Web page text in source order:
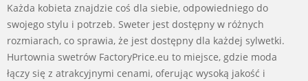
Każda kobieta znajdzie coś dla siebie, odpowiedniego do
swojego stylu i potrzeb. Sweter jest dostępny w różnych
rozmiarach, co sprawia, że jest dostępny dla każdej sylwetki.
Hurtownia swetrów FactoryPrice.eu to miejsce, gdzie moda
łączy się z atrakcyjnymi cenami, oferując wysoką jakość i